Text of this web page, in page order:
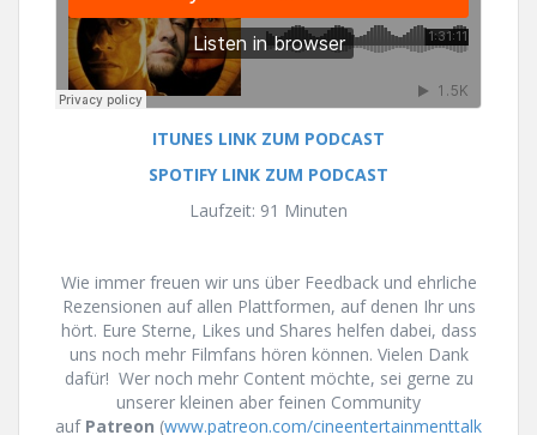
ITUNES LINK ZUM PODCAST
SPOTIFY LINK ZUM PODCAST
Laufzeit: 91 Minuten
Wie immer freuen wir uns über Feedback und ehrliche
Rezensionen auf allen Plattformen, auf denen Ihr uns
hört. Eure Sterne, Likes und Shares helfen dabei, dass
uns noch mehr Filmfans hören können. Vielen Dank
dafür! Wer noch mehr Content möchte, sei gerne zu
unserer kleinen aber feinen Community
auf Patreon (www.patreon.com/cineentertainmenttalk